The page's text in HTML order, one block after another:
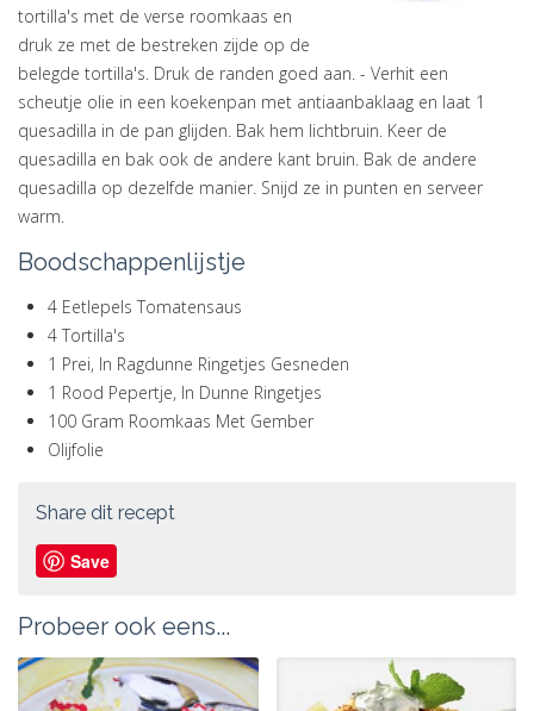
tortilla's met de verse roomkaas en
druk ze met de bestreken zijde op de
belegde tortilla's. Druk de randen goed aan. - Verhit een
scheutje olie in een koekenpan met antiaanbaklaag en laat 1
quesadilla in de pan glijden. Bak hem lichtbruin. Keer de
quesadilla en bak ook de andere kant bruin. Bak de andere
quesadilla op dezelfde manier. Snijd ze in punten en serveer
warm.
Boodschappenlijstje
4 Eetlepels Tomatensaus
4 Tortilla's
1 Prei, In Ragdunne Ringetjes Gesneden
1 Rood Pepertje, In Dunne Ringetjes
100 Gram Roomkaas Met Gember
Olijfolie
Share dit recept
Save
Probeer ook eens...